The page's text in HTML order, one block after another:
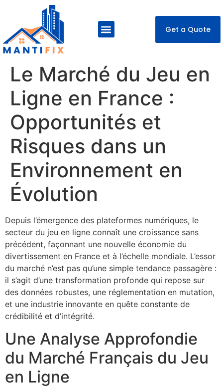
Get a Quote
Le Marché du Jeu en
Ligne en France :
Opportunités et
Risques dans un
Environnement en
Évolution
Depuis l’émergence des plateformes numériques, le
secteur du jeu en ligne connaît une croissance sans
précédent, façonnant une nouvelle économie du
divertissement en France et à l’échelle mondiale. L’essor
du marché n’est pas qu’une simple tendance passagère :
il s’agit d’une transformation profonde qui repose sur
des données robustes, une réglementation en mutation,
et une industrie innovante en quête constante de
crédibilité et d’intégrité.
Une Analyse Approfondie
du Marché Français du Jeu
en Ligne